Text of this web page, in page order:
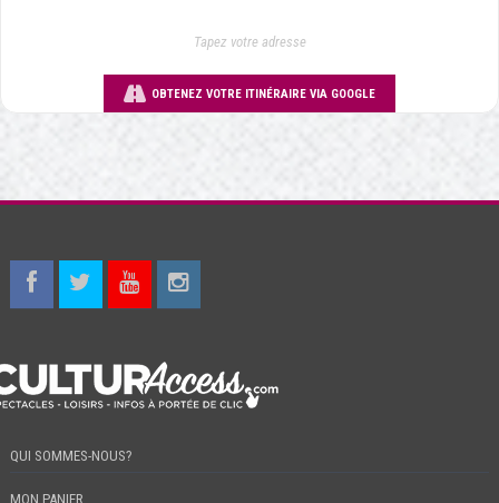
OBTENEZ VOTRE ITINÉRAIRE VIA GOOGLE
QUI SOMMES-NOUS?
MON PANIER